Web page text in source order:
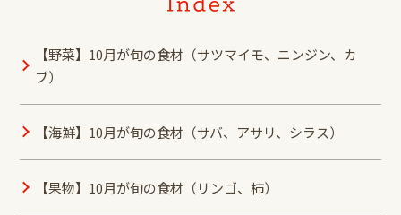
【野菜】10月が旬の食材（サツマイモ、ニンジン、カ
ブ）
【海鮮】10月が旬の食材（サバ、アサリ、シラス）
【果物】10月が旬の食材（リンゴ、柿）